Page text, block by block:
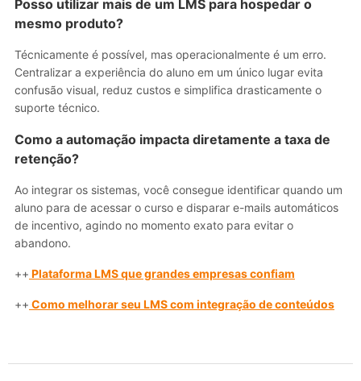
Posso utilizar mais de um LMS para hospedar o
mesmo produto?
Técnicamente é possível, mas operacionalmente é um erro.
Centralizar a experiência do aluno em um único lugar evita
confusão visual, reduz custos e simplifica drasticamente o
suporte técnico.
Como a automação impacta diretamente a taxa de
retenção?
Ao integrar os sistemas, você consegue identificar quando um
aluno para de acessar o curso e disparar e-mails automáticos
de incentivo, agindo no momento exato para evitar o
abandono.
++ Plataforma LMS que grandes empresas confiam
++ Como melhorar seu LMS com integração de conteúdos